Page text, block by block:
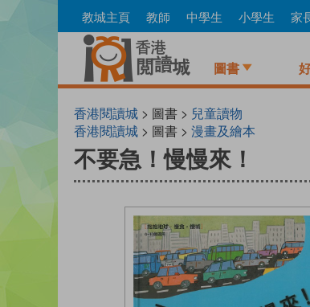
to
教城主頁 教師 中學生 小學生 家
圖書
香港閱讀城 > 圖書 > 兒童讀物
香港閱讀城 > 圖書 > 漫畫及繪本
不要急！慢慢來！